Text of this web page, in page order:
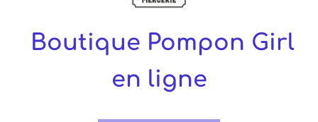
Boutique Pompon Girl
en ligne